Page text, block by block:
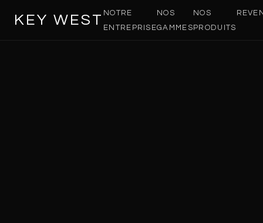
KEY WEST NOTRE
ENTREPRISE
NOS
GAMMES
NOS
PRODUITS